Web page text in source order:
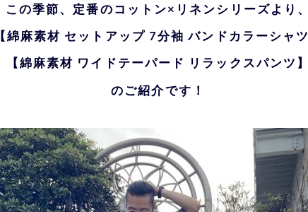
この季節、定番のコットン×リネンシリーズより、
【綿麻素材 セットアップ 7分袖 バンドカラーシャツ
【綿麻素材 ワイドテーパード リラックスパンツ】
のご紹介です！